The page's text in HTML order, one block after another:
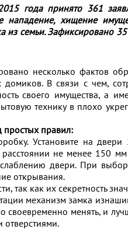
года принято 361
нападение, хищение
семьи. Зафиксировано 35
несколько фактов
В связи с чем,
своего имущества, а
технику в плохо
правил:
Установите на двери
не менее 150 мм
двери. При
открывания.
так как их секретность
механизм замка
своевременно менять, и
отверстиями.